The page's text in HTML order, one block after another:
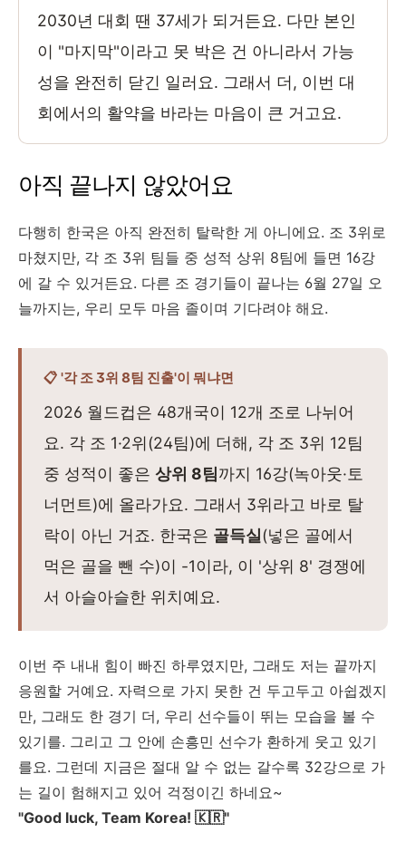
2030년 대회 땐 37세가 되거든요. 다만 본인
이 "마지막"이라고 못 박은 건 아니라서 가능
성을 완전히 닫긴 일러요. 그래서 더, 이번 대
회에서의 활약을 바라는 마음이 큰 거고요.
아직 끝나지 않았어요
다행히 한국은 아직 완전히 탈락한 게 아니에요. 조 3위로
마쳤지만, 각 조 3위 팀들 중 성적 상위 8팀에 들면 16강
에 갈 수 있거든요. 다른 조 경기들이 끝나는 6월 27일 오
늘까지는, 우리 모두 마음 졸이며 기다려야 해요.
📋 '각 조 3위 8팀 진출'이 뭐냐면
2026 월드컵은 48개국이 12개 조로 나뉘어
요. 각 조 1·2위(24팀)에 더해, 각 조 3위 12팀
중 성적이 좋은 상위 8팀까지 16강(녹아웃·토
너먼트)에 올라가요. 그래서 3위라고 바로 탈
락이 아닌 거죠. 한국은 골득실(넣은 골에서
먹은 골을 뺀 수)이 -1이라, 이 '상위 8' 경쟁에
서 아슬아슬한 위치예요.
이번 주 내내 힘이 빠진 하루였지만, 그래도 저는 끝까지
응원할 거예요. 자력으로 가지 못한 건 두고두고 아쉽겠지
만, 그래도 한 경기 더, 우리 선수들이 뛰는 모습을 볼 수
있기를. 그리고 그 안에 손흥민 선수가 환하게 웃고 있기
를요. 그런데 지금은 절대 알 수 없는 갈수록 32강으로 가
는 길이 험해지고 있어 걱정이긴 하네요~
"Good luck, Team Korea! 🇰🇷"